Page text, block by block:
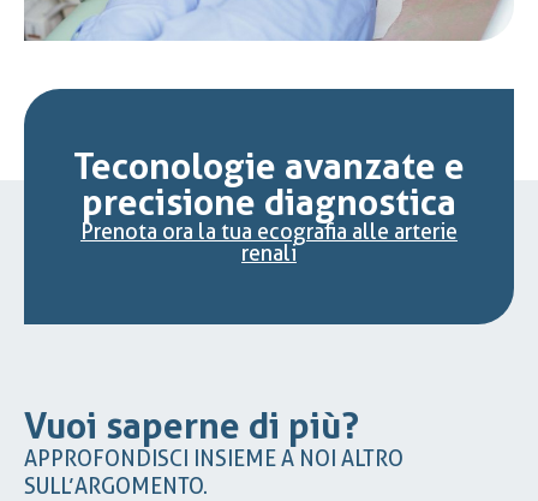
Teconologie avanzate e
precisione diagnostica
Prenota ora la tua ecografia alle arterie
renali
Vuoi saperne di più?
APPROFONDISCI INSIEME A NOI ALTRO
SULL’ARGOMENTO.